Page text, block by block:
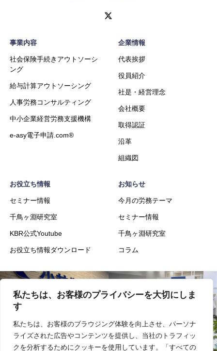
私たちは、お客様のプライバシーを大切にしま
す
私たちは、お客様のブラウジング体験を向上させ、パーソナ
ライズされた広告やコンテンツを提供し、当社のトラフィッ
クを分析するためにクッキーを使用しています。「すべての
事業内容
社会保険手続きアウトソーシ
ング
給与計算アウトソーシング
人事労務コンサルティング
中小企業経営労務支援機構
e-asy電子申請.com®
企業情報
代表挨拶
役員紹介
社是・経営理念
会社概要
取得認証
沿革
組織図
お役立ち情報
セミナー情報
千鳥ヶ淵研究室
KBR公式Youtube
お役立ち情報ダウンロード
お知らせ
今月の労務テーマ
セミナー情報
千鳥ヶ淵研究室
コラム
会社概要 事業内容
実績 採用